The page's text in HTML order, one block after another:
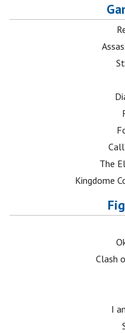
The
Kingdome
Clash
I